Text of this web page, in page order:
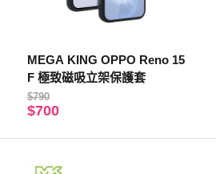
MEGA KING OPPO Reno 15
F 極致磁吸立架保護套
$790
$700